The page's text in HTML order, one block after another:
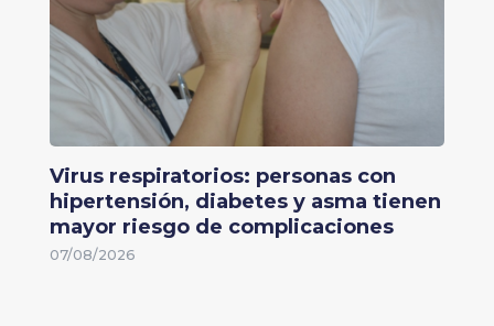
Virus respiratorios: personas con
hipertensión, diabetes y asma tienen
mayor riesgo de complicaciones
07/08/2026